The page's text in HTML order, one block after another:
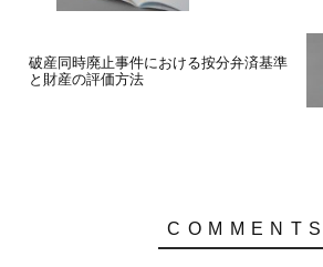
破産同時廃止事件における按分弁済基準
と財産の評価方法